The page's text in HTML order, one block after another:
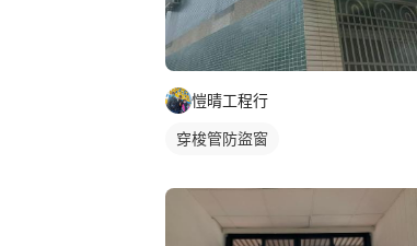
愷晴工程行
穿梭管防盜窗